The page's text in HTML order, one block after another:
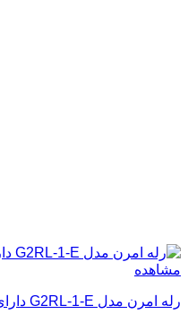
مشاهده
رله امرن مدل G2RL-1-E دارای 24 ولت 16 آمپر 8 پین